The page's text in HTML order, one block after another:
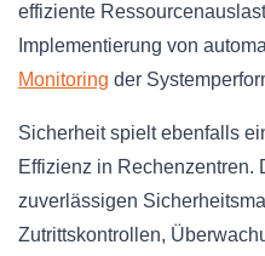
effiziente
Implementierung von
Monitoring der
Sicherheit spielt ebenfalls
Effizienz in Rechenzentren.
zuverlässigen
Zutrittskontrollen,